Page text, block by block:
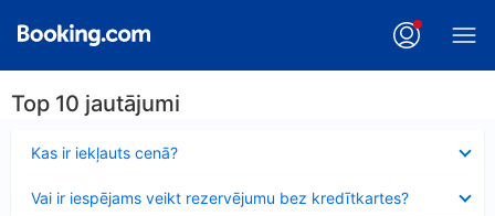
Top 10 jautājumi
Kas ir iekļauts cenā?
Vai ir iespējams veikt rezervējumu bez kredītkartes?